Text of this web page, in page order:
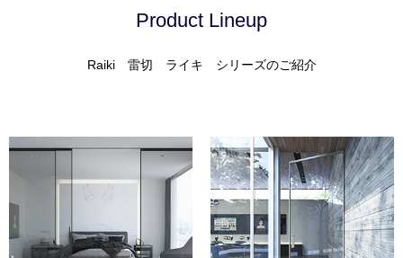
Product Lineup
Raiki 雷切 ライキ シリーズのご紹介